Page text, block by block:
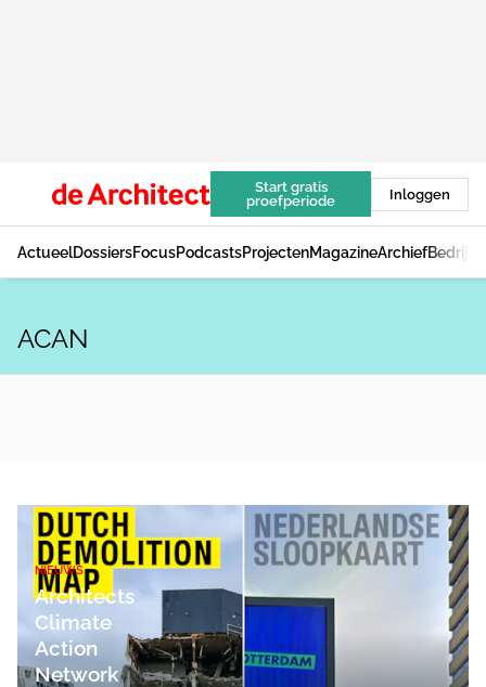
Start gratis
proefperiode
Inloggen
ActueelDossiersFocusPodcastsProjectenMagazineArchief
ACAN
NIEUWS
Architects
Climate
Action
Network